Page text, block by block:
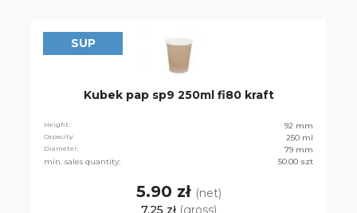
SUP
Kubek pap sp9 250ml fi80 kraft
Height: 92 mm
Capacity: 250 ml
Diameter:
79 mm
min. sales quantity:
50.00 szt
5.90 zł (net)
7.25 zł (gross)